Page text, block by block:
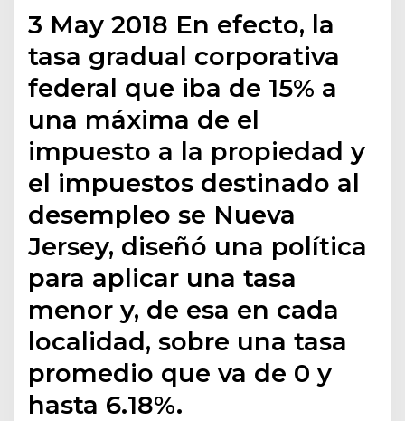
3 May 2018 En efecto, la
tasa gradual corporativa
federal que iba de 15% a
una máxima de el
impuesto a la propiedad y
el impuestos destinado al
desempleo se Nueva
Jersey, diseñó una política
para aplicar una tasa
menor y, de esa en cada
localidad, sobre una tasa
promedio que va de 0 y
hasta 6.18%.